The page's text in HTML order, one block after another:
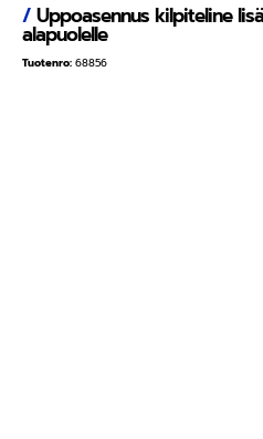
/Uppoasennus kilpiteline
alapuolelle
Tuotenro: 68856